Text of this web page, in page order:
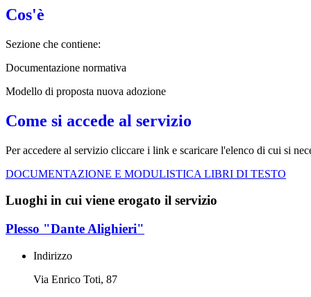
Cos'è
Sezione che contiene:
Documentazione normativa
Modello di proposta nuova adozione
Come si accede al servizio
Per accedere al servizio cliccare i link e scaricare l'elenco di cui si
DOCUMENTAZIONE E MODULISTICA LIBRI DI TESTO
Luoghi in cui viene erogato il servizio
Plesso "Dante Alighieri"
Indirizzo
Via Enrico Toti, 87